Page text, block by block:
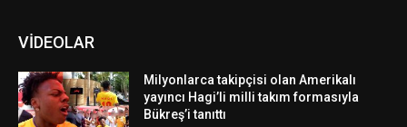
VİDEOLAR
Milyonlarca takipçisi olan Amerikalı
yayıncı Hagi’li milli takım formasıyla
Bükreş’i tanıttı